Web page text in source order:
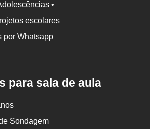
•
escolares
por Whatsapp
para sala de aula
Sondagem